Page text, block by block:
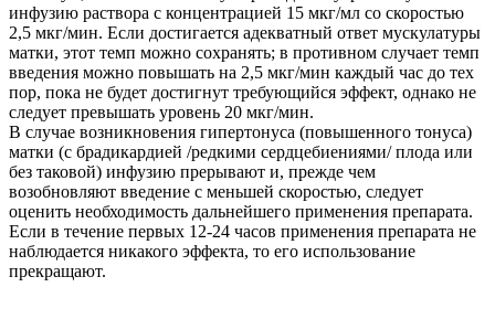
инфузию раствора с концентрацией 15 мкг/мл со скоростью
2,5 мкг/мин. Если достигается адекватный ответ мускулатуры
матки, этот темп можно сохранять; в противном случает темп
введения можно повышать на 2,5 мкг/мин каждый час до тех
пор, пока не будет достигнут требующийся эффект, однако не
следует превышать уровень 20 мкг/мин.
В случае возникновения гипертонуса (повышенного тонуса)
матки (с брадикардией /редкими сердцебиениями/ плода или
без таковой) инфузию прерывают и, прежде чем
возобновляют введение с меньшей скоростью, следует
оценить необходимость дальнейшего применения препарата.
Если в течение первых 12-24 часов применения препарата не
наблюдается никакого эффекта, то его использование
прекращают.